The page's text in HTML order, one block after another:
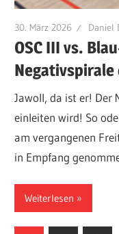
30. März 2026 Daniel
OSC III vs.
Jawoll, da ist er! Der
einleiten wird! So
am vergangenen
in Empfang
Weiterlesen